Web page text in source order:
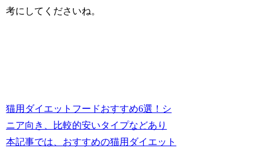
考にしてくださいね。
猫用ダイエットフードおすすめ6選！シ
ニア向き、比較的安いタイプなどあり
本記事では、おすすめの猫用ダイエット